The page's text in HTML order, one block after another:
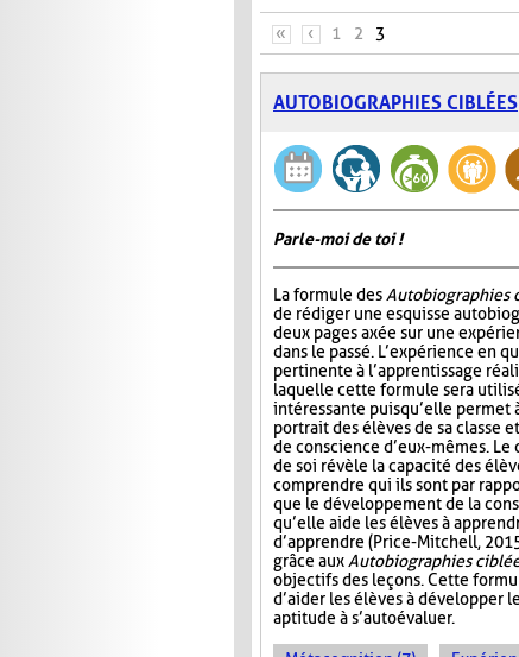
PAGES
« ‹ 1 2 3
AUTOBIOGRAPHIES CIBLÉES
Parle-moi de toi !
La formule desAutobiographies
de rédiger une esquisse
deux pages axée sur une
dans le passé. L’expérience en
pertinente à l’apprentissage
laquelle cette formule sera
intéressante puisqu’elle permet
portrait des élèves de sa classe
de conscience d’eux-mêmes.
de soi révèle la capacité des
comprendre qui ils sont par
que le développement de la
qu’elle aide les élèves à
d’apprendre (Price-Mitchell,
grâce auxAutobiographies
objectifs des leçons. Cette
d’aider les élèves à développer
aptitude à s’autoévaluer.